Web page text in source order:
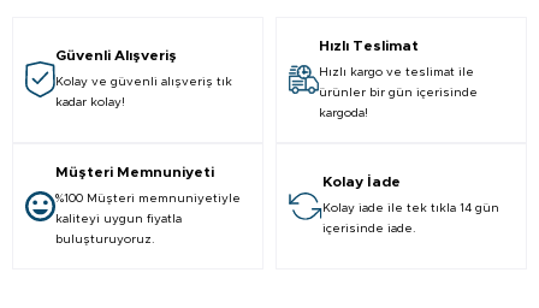
Güvenli Alışveriş
Kolay ve güvenli alışveriş tık
kadar kolay!
Hızlı Teslimat
Hızlı kargo ve teslimat ile
ürünler bir gün içerisinde
kargoda!
Müşteri Memnuniyeti
%100 Müşteri memnuniyetiyle
kaliteyi uygun fiyatla
buluşturuyoruz.
Kolay İade
Kolay iade ile tek tıkla 14 gün
içerisinde iade.